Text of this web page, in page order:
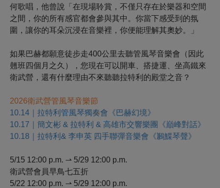
何歌唱，他曾說「在現場聆賞，不僅只存在於樂器和空間
之間，你的所有感官都會參與其中。你當下感受到的氛
圍，讓你的耳朵沉浸在音樂裡，你便能理解其奧妙。」
如果巴赫都願意徒步走400公里去聽管風琴音樂會（因此
翹班四個月之久），您現在可以開車、搭捷運、坐高鐵來
衛武營，還有什麼理由不來聽聽拉特利的殿堂之音？
2026衛武營管風琴音樂節
10.14｜拉特利管風琴獨奏會《巴赫幻境》
10.17｜簡文彬 & 拉特利 & 高雄市交響樂團《巔峰對話》
10.18｜拉特利& 李申英 四手聯彈音樂會《鶼鰈琴聲》
5/15 12:00 p.m. ⇀ 5/29 12:00 p.m.
衛武營會員早鳥七五折
5/22 12:00 p.m. ⇀ 5/29 12:00 p.m.